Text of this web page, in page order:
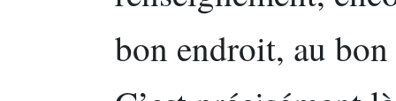
bon endroit, au